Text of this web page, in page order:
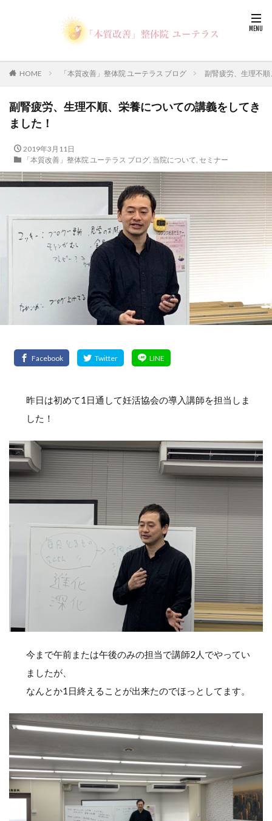
HOME 「本質改善」整体院 ユーテラス ブログ 副腎疲労、生理不
副腎疲労、生理不順、栄養についての講義をしてき
ました！
2019年3月11日
「本質改善」整体院 ユーテラス ブログ, 当院について, セミナー
昨日は初めて1日通して妊活協会の導入講師を担当しま
した！
今まで午前または午後のみの担当で講師2人でやってい
ましたが、
なんとか1日終えることが出来たのでほっとしてます。